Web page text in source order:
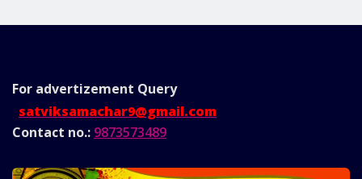
For advertizement Query
satviksamachar9@gmail.com
Contact no.: 9873573489